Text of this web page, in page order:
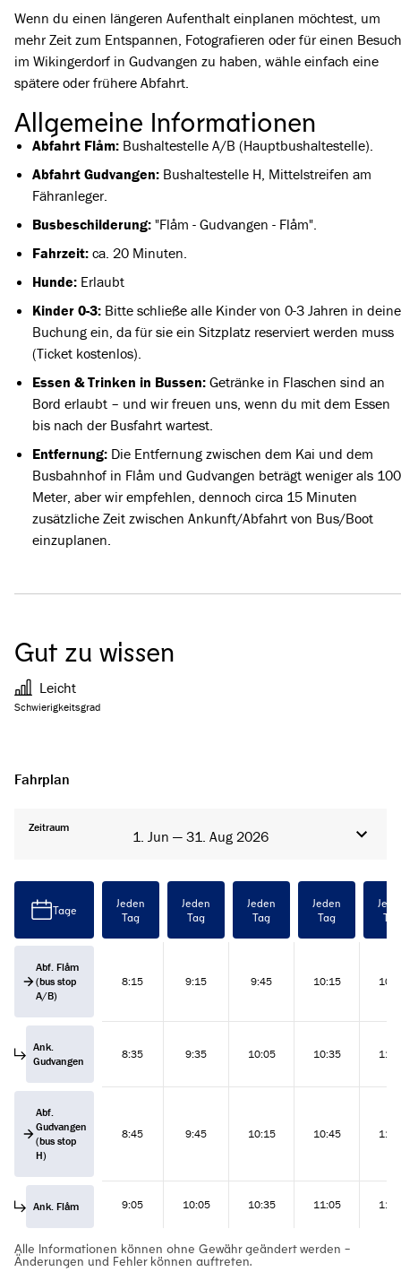
Wenn du einen längeren Aufenthalt einplanen möchtest, um
mehr Zeit zum Entspannen, Fotografieren oder für einen Besuch
im Wikingerdorf in Gudvangen zu haben, wähle einfach eine
spätere oder frühere Abfahrt.
Allgemeine Informationen
Abfahrt Flåm: Bushaltestelle A/B (Hauptbushaltestelle).
Abfahrt Gudvangen: Bushaltestelle H, Mittelstreifen am
Fähranleger.
Busbeschilderung: "Flåm - Gudvangen - Flåm".
Fahrzeit: ca. 20 Minuten.
Hunde: Erlaubt
Kinder 0-3: Bitte schließe alle Kinder von 0-3 Jahren in deine
Buchung ein, da für sie ein Sitzplatz reserviert werden muss
(Ticket kostenlos).
Essen & Trinken in Bussen: Getränke in Flaschen sind an
Bord erlaubt – und wir freuen uns, wenn du mit dem Essen
bis nach der Busfahrt wartest.
Entfernung: Die Entfernung zwischen dem Kai und dem
Busbahnhof in Flåm und Gudvangen beträgt weniger als 100
Meter, aber wir empfehlen, dennoch circa 15 Minuten
zusätzliche Zeit zwischen Ankunft/Abfahrt von Bus/Boot
einzuplanen.
Gut zu wissen
Schwierigkeitsgrad
Leicht
Fahrplan
Zeitraum
1. Jun — 31. Aug 2026
Tage
Jeden
Tag
Jeden
Tag
Jeden
Tag
Jeden
Tag
Tag
Abf. Flåm
(bus stop
A/B)
8:15 9:15 9:45 10:15
Ank.
Gudvangen
8:35 9:35 10:05 10:35
Abf.
Gudvangen
(bus stop
H)
8:45 9:45 10:15 10:45
Ank. Flåm 9:05 10:05 10:35 11:05
Alle Informationen können ohne Gewähr geändert werden -
Änderungen und Fehler können auftreten.